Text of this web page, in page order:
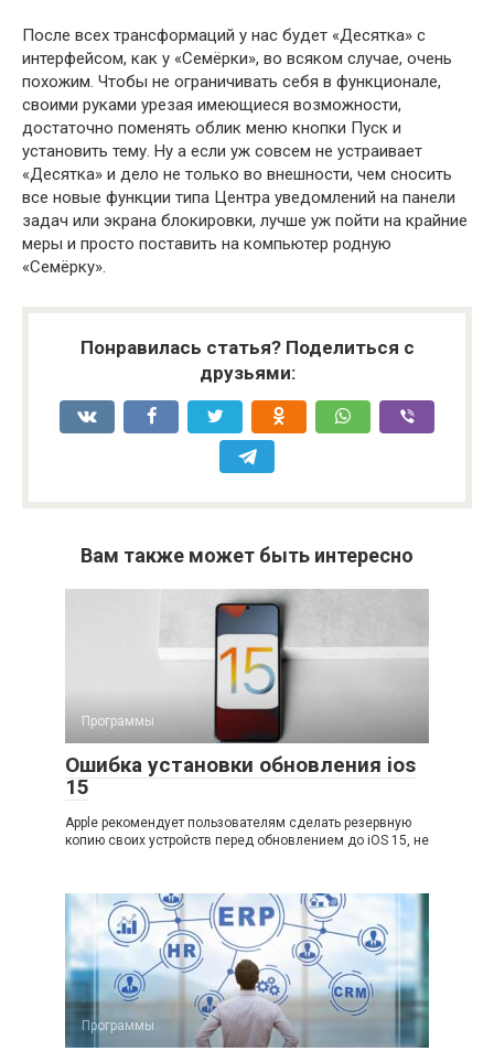
После всех трансформаций у нас будет «Десятка» с
интерфейсом, как у «Семёрки», во всяком случае, очень
похожим. Чтобы не ограничивать себя в функционале,
своими руками урезая имеющиеся возможности,
достаточно поменять облик меню кнопки Пуск и
установить тему. Ну а если уж совсем не устраивает
«Десятка» и дело не только во внешности, чем сносить
все новые функции типа Центра уведомлений на панели
задач или экрана блокировки, лучше уж пойти на крайние
меры и просто поставить на компьютер родную
«Семёрку».
Понравилась статья? Поделиться с
друзьями:
Вам также может быть интересно
Программы
Ошибка установки обновления ios
15
Apple рекомендует пользователям сделать резервную
копию своих устройств перед обновлением до iOS 15, не
Программы